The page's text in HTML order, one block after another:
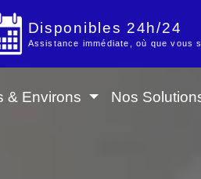
Disponibles 24h/24
Assistance immédiate, où que vous
& Environs Nos